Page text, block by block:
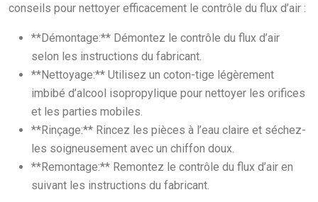
conseils pour nettoyer efficacement le contrôle du flux d’air :
**Démontage:** Démontez le contrôle du flux d’air
selon les instructions du fabricant.
**Nettoyage:** Utilisez un coton-tige légèrement
imbibé d’alcool isopropylique pour nettoyer les orifices
et les parties mobiles.
**Rinçage:** Rincez les pièces à l’eau claire et séchez-
les soigneusement avec un chiffon doux.
**Remontage:** Remontez le contrôle du flux d’air en
suivant les instructions du fabricant.